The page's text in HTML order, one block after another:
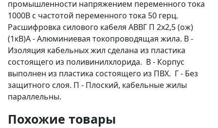
промышленности напряжением переменного тока
1000В с частотой переменного тока 50 герц.
Расшифровка силового кабеля АВВГ П 2х2,5 (ож)
(1кВ)А - Алюминиевая токопроводящая жила. В -
Изоляция кабельных жил сделана из пластика
состоящего из поливинилхлорида. В - Корпус
выполнен из пластика состоящего из ПВХ. Г - Без
защитного слоя. П - Плоский, кабельные жилы
параллельны.
Похожие товары